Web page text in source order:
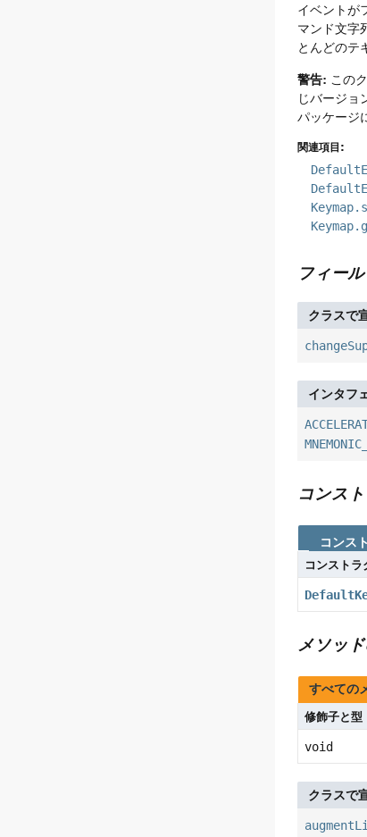
イベントが
マンド文字
とんどのテ
警告: この
じバージョ
パッケージ
関連項目:
フィー
クラスで
インタフ
コンス
コンス
コンストラ
メソッ
すべての
修飾子と型
void
クラスで